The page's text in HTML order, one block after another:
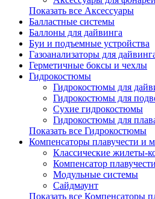
Показать все Аксессуары
Балластные системы
Баллоны для дайвинга
Буи и подъемные устройства
Газоанализаторы для
Герметичные боксы и чехлы
Гидрокостюмы
Гидрокостюмы для
Гидрокостюмы для
Сухие гидрокостюмы
Гидрокостюмы для
Показать все Гидрокостюмы
Компенсаторы плавучести и
Классические жилеты-
Компенсатор
Модульные системы
Сайдмаунт
Показать все Компенсаторы